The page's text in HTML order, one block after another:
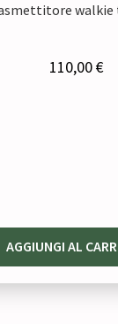
walkie
110,00€
AGGIUNGI AL